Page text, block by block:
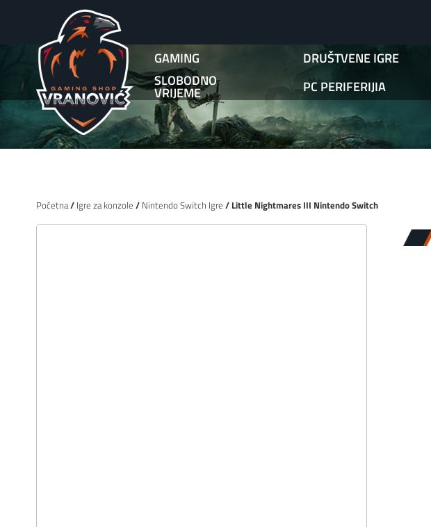
GAMING DRUŠTVENE IGRE
SLOBODNO
VRIJEME PC PERIFERIJIA
Početna/ Igre za konzole / Nintendo Switch Igre / Little Nightmares III Nintendo Switch